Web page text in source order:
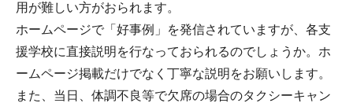
用が難しい方がおられます。
ホームページで「好事例」を発信されていますが、各支
援学校に直接説明を行なっておられるのでしょうか。ホ
ームページ掲載だけでなく丁寧な説明をお願いします。
また、当日、体調不良等で欠席の場合のタクシーキャン